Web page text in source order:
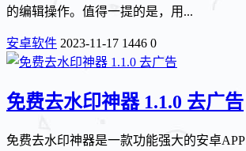
的编辑操作。值得一提的是，用...
安卓软件 2023-11-17 1446 0
免费去水印神器 1.1.0 去广告
免费去水印神器是一款功能强大的安卓